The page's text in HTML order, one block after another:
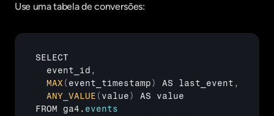
Use uma tabela de conversões:
SELECT
event_id ,
MAX ( event_timestamp) AS last_event ,
ANY_VALUE ( value) AS value
FROM ga4 . events